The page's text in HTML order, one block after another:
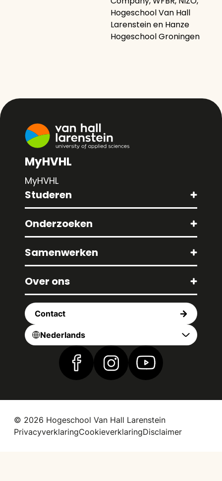
Hogeschool Van Hall
Larenstein en Hanze
Hogeschool Groningen
MyHVHL
MyHVHL
Studeren
Onderzoeken
Samenwerken
Over ons
Contact
Nederlands
Vind ons op Facebook
Vind ons op Instagram
Vind ons op
© 2026 Hogeschool Van Hall Larenstein
PrivacyverklaringCookieverklaringDisclaimer